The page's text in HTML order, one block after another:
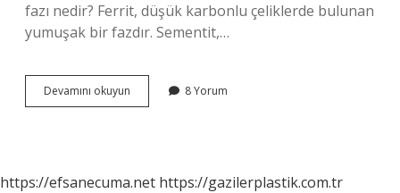
fazı nedir? Ferrit, düşük karbonlu çeliklerde bulunan
yumuşak bir fazdır. Sementit,…
Devamını okuyun Çeliklerde
En
8 Yorum
https://efsanecuma.net https://gazilerplastik.com.tr